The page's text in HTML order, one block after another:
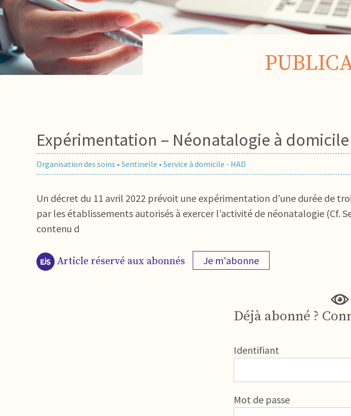
Expérimentation – Néonatalogie à domicile
Organisation des soins • Sentinelle • Service à domicile - HAD
Un décret du 11 avril 2022 prévoit une expérimentation d’une durée de
par les établissements autorisés à exercer l’activité de néonatalogie
contenu d
Article réservé aux abonnés Je m'abonne
Déjà abonné ?
Identifiant
Mot de passe